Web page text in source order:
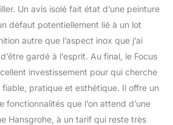
Un avis isolé fait état d’une peinture
défaut potentiellement lié à un lot
autre que l’aspect inox que j’ai
gardé à l’esprit. Au final, le Focus
investissement pour qui cherche
pratique et esthétique. Il offre un
fonctionnalités que l’on attend d’une
Hansgrohe, à un tarif qui reste très